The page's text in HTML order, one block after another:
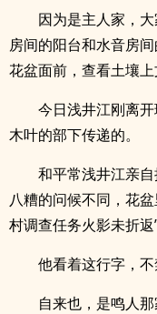
因为是主人家，
房间的阳台和水音房
花盆面前，查看土壤上
今日浅井江刚离
木叶的部下传递的。
和平常浅井江亲自
八糟的问候不同，花
村调查任务火影未折返”
他看着这行字，不
自来也，是鸣人